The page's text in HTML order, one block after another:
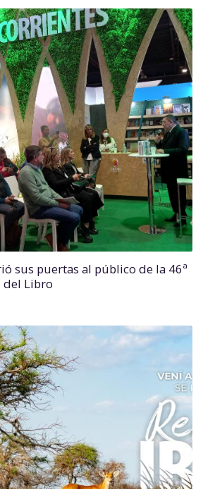
sus puertas al público de la 46ª
del Libro